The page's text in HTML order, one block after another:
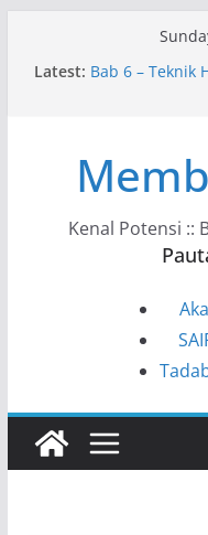
Latest: Bab 6 – Teknik
Bab 8 – Kunci
Bab 7 – Model
Kenal Potensi ::